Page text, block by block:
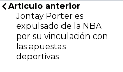
Artículo anterior
Jontay Porter es
expulsado de la NBA
por su vinculación con
las apuestas
deportivas